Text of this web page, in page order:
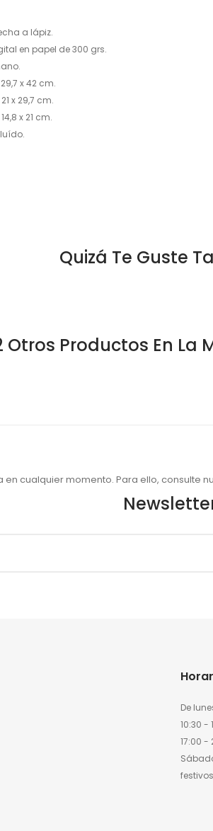
a lápiz.
en papel de 300 grs.
x 42 cm.
x 29,7 cm.
x 21 cm.
Quizá Te Guste
Otros Productos En La
en cualquier momento. Para ello, consulte
De
10:30 -
17:00 -